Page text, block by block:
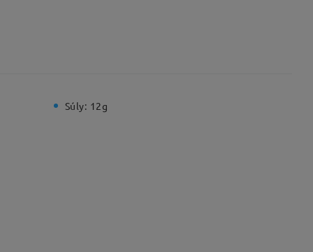
Súly: 12g